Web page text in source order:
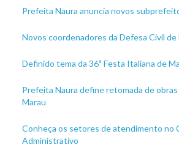
Prefeita Naura anuncia novos
Novos coordenadores da Defesa Civil de
Definido tema da 36ª Festa Italiana de
Prefeita Naura define retomada de
Marau
Conheça os setores de atendimento no
Administrativo